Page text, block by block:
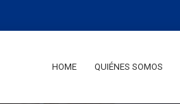
HOME QUIÉNES SOMOS